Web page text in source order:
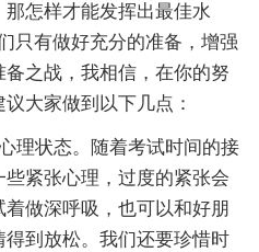
怎样才能发挥出最佳水
只有做好充分的准备，增强
之战，我相信，在你的努
大家做到以下几点：
理状态。随着考试时间的接
紧张心理，过度的紧张会
做深呼吸，也可以和好朋
到放松。我们还要珍惜时